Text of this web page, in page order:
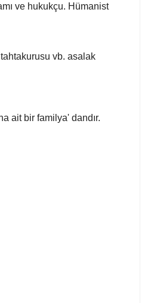
ve hukukçu. Hümanist
vb. asalak
ait bir familya' dandır.